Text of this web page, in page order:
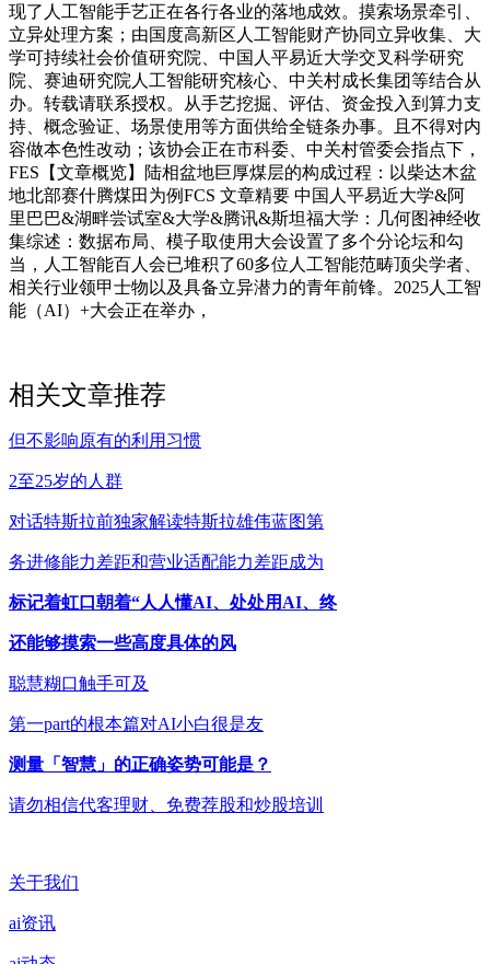
现了人工智能手艺正在各行各业的落地成效。摸索场景牵引、
立异处理方案；由国度高新区人工智能财产协同立异收集、大
学可持续社会价值研究院、中国人平易近大学交叉科学研究
院、赛迪研究院人工智能研究核心、中关村成长集团等结合从
办。转载请联系授权。从手艺挖掘、评估、资金投入到算力支
持、概念验证、场景使用等方面供给全链条办事。且不得对内
容做本色性改动；该协会正在市科委、中关村管委会指点下，
FES【文章概览】陆相盆地巨厚煤层的构成过程：以柴达木盆
地北部赛什腾煤田为例FCS 文章精要 中国人平易近大学&阿
里巴巴&湖畔尝试室&大学&腾讯&斯坦福大学：几何图神经收
集综述：数据布局、模子取使用大会设置了多个分论坛和勾
当，人工智能百人会已堆积了60多位人工智能范畴顶尖学者、
相关行业领甲士物以及具备立异潜力的青年前锋。2025人工智
能（AI）+大会正在举办，
相关文章推荐
但不影响原有的利用习惯
2至25岁的人群
对话特斯拉前独家解读特斯拉雄伟蓝图第
务进修能力差距和营业适配能力差距成为
标记着虹口朝着“人人懂AI、处处用AI、终
还能够摸索一些高度具体的风
聪慧糊口触手可及
第一part的根本篇对AI小白很是友
测量「智慧」的正确姿势可能是？
请勿相信代客理财、免费荐股和炒股培训
关于我们
ai资讯